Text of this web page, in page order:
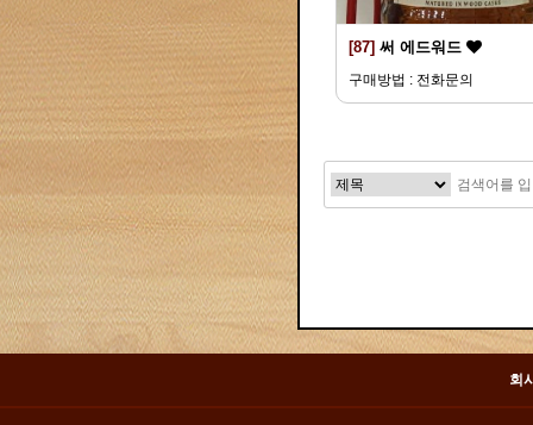
[87] 써 에드워드
구매방법 : 전화문의
회